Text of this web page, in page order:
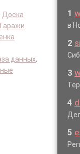
Доска
Гаражи
данных,
1
в
2
3
4
5